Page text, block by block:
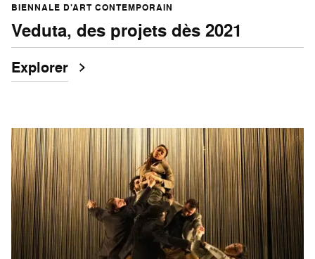
BIENNALE D’ART CONTEMPORAIN
Veduta, des projets dès 2021
Explorer